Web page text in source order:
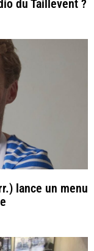
du Taillevent ?
lance un menu